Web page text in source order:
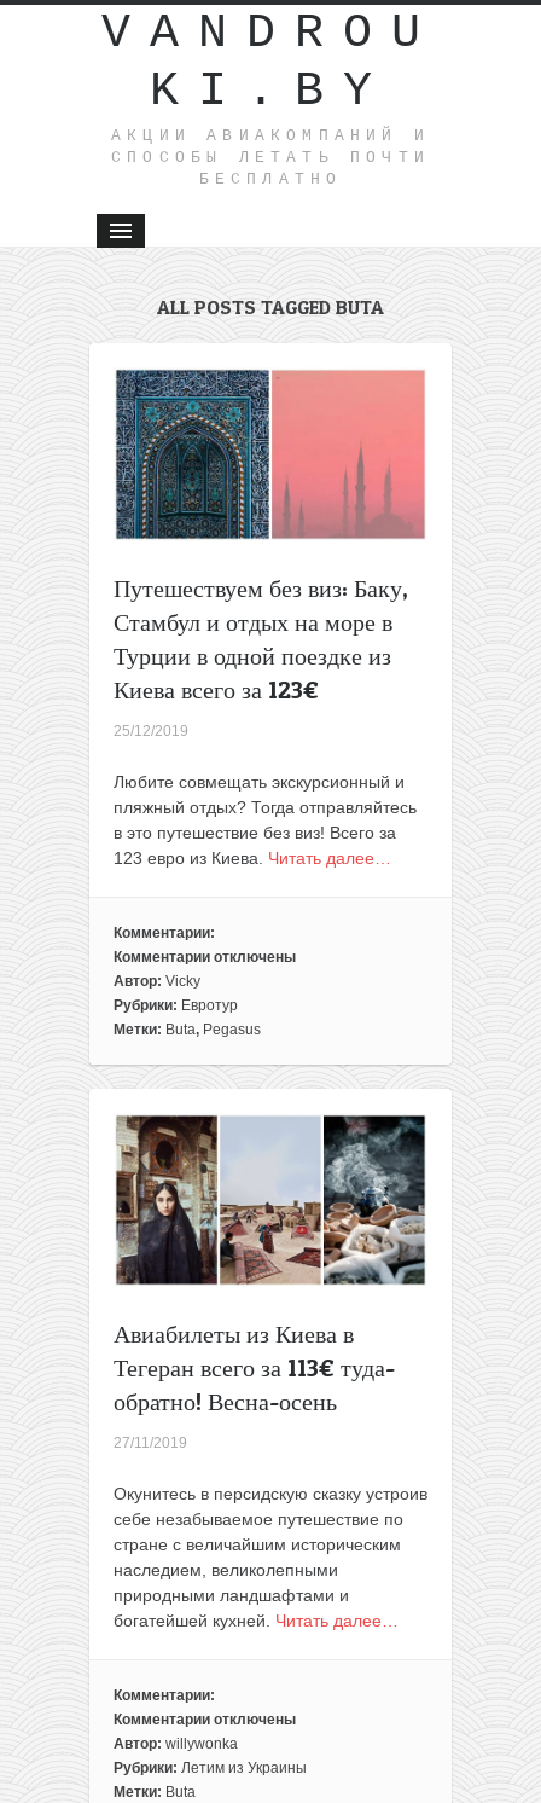
VANDROU
KI.BY
АКЦИИ АВИАКОМПАНИЙ И
СПОСОБЫ ЛЕТАТЬ ПОЧТИ
БЕСПЛАТНО
ALL POSTS TAGGED BUTA
Путешествуем без виз: Баку,
Стамбул и отдых на море в
Турции в одной поездке из
Киева всего за 123€
25/12/2019
Любите совмещать экскурсионный и
пляжный отдых? Тогда отправляйтесь
в это путешествие без виз! Всего за
123 евро из Киева. Читать далее…
Комментарии:
Комментарии
к
записи
Путешествуем
виз:
Стамбул
и
отдых
на
море
в
Турции
поездке
из
Киева
всего
за
отключены
Автор: Vicky
Рубрики: Евротур
Метки: Buta, Pegasus
Авиабилеты из Киева в
Тегеран всего за 113€ туда-
обратно! Весна-осень
27/11/2019
Окунитесь в персидскую сказку устроив
себе незабываемое путешествие по
стране с величайшим историческим
наследием, великолепными
природными ландшафтами и
богатейшей кухней. Читать далее…
Комментарии:
Комментарии
к
записи
Авиабилеты
отключены
Автор: willywonka
Рубрики: Летим из Украины
Метки: Buta